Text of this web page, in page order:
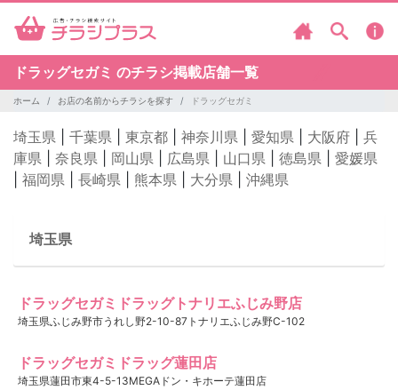
ドラッグセガミ のチラシ掲載店舗一覧
ホーム お店の名前からチラシを探す ドラッグセガミ
埼玉県 千葉県 東京都 神奈川県 愛知県 大阪府
兵
庫県
奈良県 岡山県 広島県 山口県 徳島県
愛媛県
福岡県 長崎県 熊本県 大分県 沖縄県
埼玉県
ドラッグセガミドラッグトナリエふじみ野店
埼玉県ふじみ野市うれし野2-10-87トナリエふじみ野C-102
ドラッグセガミドラッグ蓮田店
埼玉県蓮田市東4-5-13MEGAドン・キホーテ蓮田店